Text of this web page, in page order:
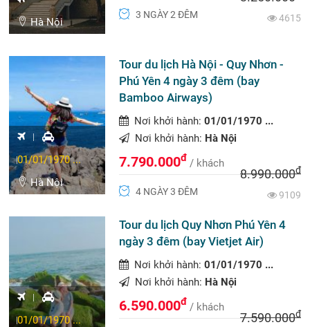
Hà Nội
3 NGÀY 2 ĐÊM
4615
01/01/1970 ...
Hà Nội
Tour du lịch Hà Nội - Quy Nhơn -
Phú Yên 4 ngày 3 đêm (bay
Bamboo Airways)
Nơi khởi hành:01/01/1970 ...
Nơi khởi hành: Hà Nội
7.790.000đ / khách
8.990.000đ
4 NGÀY 3 ĐÊM
9109
01/01/1970 ...
Tour du lịch Quy Nhơn Phú Yên 4
ngày 3 đêm (bay Vietjet Air)
Nơi khởi hành:01/01/1970 ...
Nơi khởi hành: Hà Nội
6.590.000đ / khách
7.590.000đ